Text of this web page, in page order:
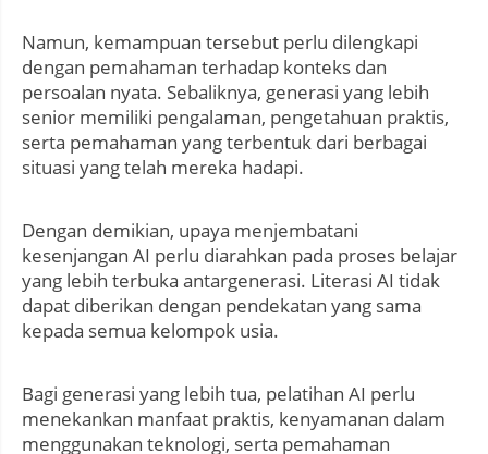
Namun, kemampuan tersebut perlu dilengkapi
dengan pemahaman terhadap konteks dan
persoalan nyata. Sebaliknya, generasi yang lebih
senior memiliki pengalaman, pengetahuan praktis,
serta pemahaman yang terbentuk dari berbagai
situasi yang telah mereka hadapi.
Dengan demikian, upaya menjembatani
kesenjangan AI perlu diarahkan pada proses belajar
yang lebih terbuka antargenerasi. Literasi AI tidak
dapat diberikan dengan pendekatan yang sama
kepada semua kelompok usia.
Bagi generasi yang lebih tua, pelatihan AI perlu
menekankan manfaat praktis, kenyamanan dalam
menggunakan teknologi, serta pemahaman